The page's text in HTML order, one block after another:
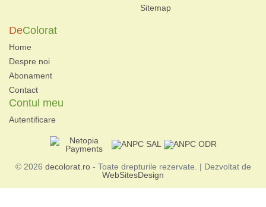
Sitemap
DeColorat
Home
Despre noi
Abonament
Contact
Contul meu
Autentificare
© 2026 decolorat.ro- Toate drepturile rezervate. | Dezvoltat de
WebSitesDesign